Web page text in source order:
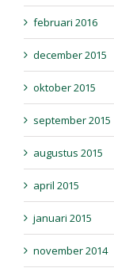
februari 2016
december 2015
oktober 2015
september 2015
augustus 2015
april 2015
januari 2015
november 2014